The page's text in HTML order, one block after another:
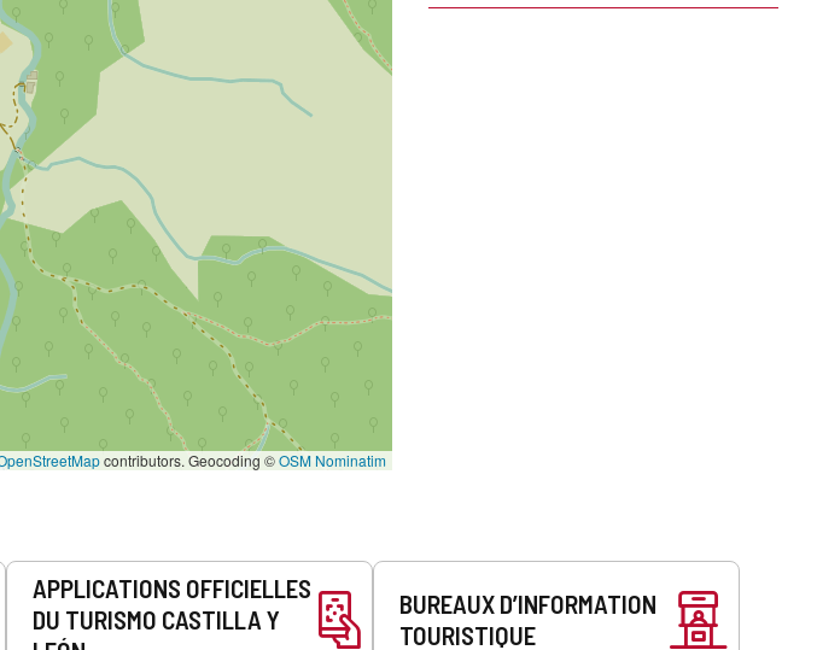
contributors. Geocoding ©OSM Nominatim
APPLICATIONS OFFICIELLES
DU TURISMO CASTILLA Y
BUREAUX D’INFORMATION
TOURISTIQUE